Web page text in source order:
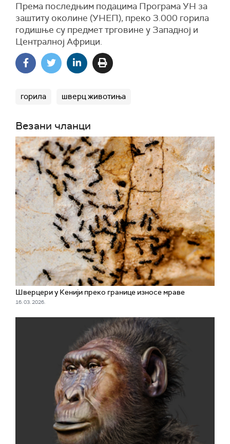
Према последњим подацима Програма УН за
заштиту околине (УНЕП), преко 3.000 горила
годишње су предмет трговине у Западној и
Централној Африци.
горила шверц животиња
Везани чланци
Шверцери у Кенији преко границе износе мраве
16. 03. 2026.